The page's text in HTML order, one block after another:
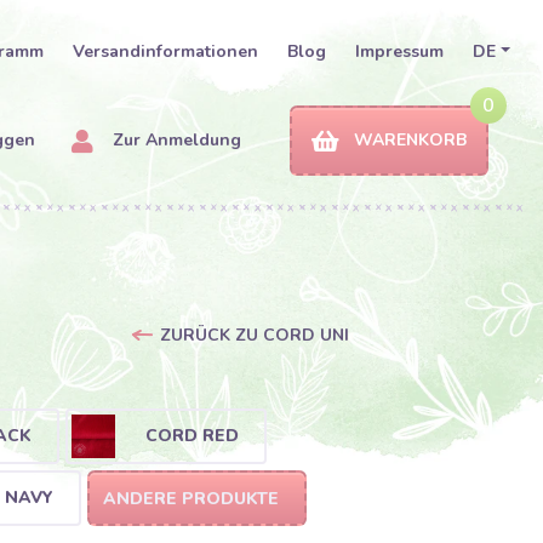
Versandinformationen Blog Impressum DE
Zur Anmeldung
0
WARENKORB
ZURÜCK ZU CORD UNI
CORD RED
ANDERE PRODUKTE